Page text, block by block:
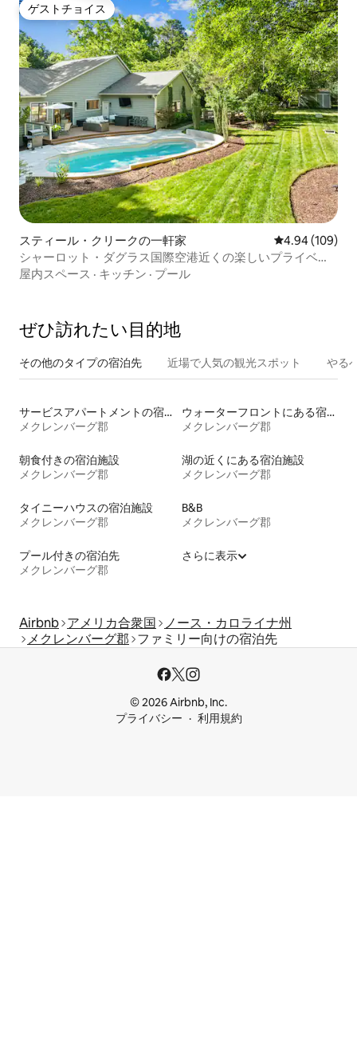
ゲストチョイス
ゲストチョイス
スティール・クリークの一軒家 レビュー109
4.94 (109)
シャーロット・ダグラス国際空港近くの楽しいプライベー
トプールオアシス！
屋内スペース · キッチン · プール
ぜひ訪⁠れ⁠た⁠い目⁠的⁠地
その他のタ⁠イ⁠プ⁠の宿⁠泊⁠先 近場で人気の観光スポット やる
サービスアパートメントの宿泊施設
メクレンバーグ郡
ウォーターフロントにある宿泊施設
メクレンバーグ郡
朝食付きの宿泊施設
メクレンバーグ郡
湖の近くにある宿泊施設
メクレンバーグ郡
タイニーハウスの宿泊施設
メクレンバーグ郡
B&B
メクレンバーグ郡
プール付きの宿泊先
メクレンバーグ郡
さらに表示
Airbnb アメリカ合衆国
ノース・カロライナ州
メクレンバーグ郡 ファミリー向けの宿泊先
© 2026 Airbnb, Inc.
プライバシー
利用規約